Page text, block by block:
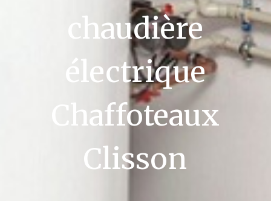
chaudière
électrique
Chaffoteaux
Clisson